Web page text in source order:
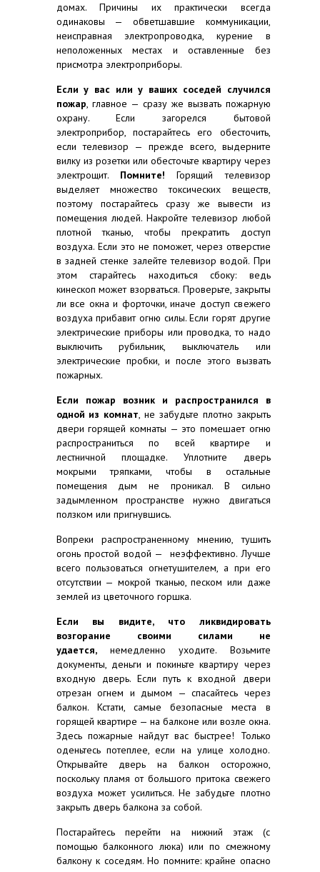
домах. Причины их практически всегда
одинаковы — обветшавшие коммуникации,
неисправная электропроводка, курение в
неположенных местах и оставленные без
присмотра электроприборы.
Если у вас или у ваших соседей случился
пожар, главное — сразу же вызвать пожарную
охрану. Если загорелся бытовой
электроприбор, постарайтесь его обесточить,
если телевизор — прежде всего, выдерните
вилку из розетки или обесточьте квартиру через
электрощит. Помните! Горящий телевизор
выделяет множество токсических веществ,
поэтому постарайтесь сразу же вывести из
помещения людей. Накройте телевизор любой
плотной тканью, чтобы прекратить доступ
воздуха. Если это не поможет, через отверстие
в задней стенке залейте телевизор водой. При
этом старайтесь находиться сбоку: ведь
кинескоп может взорваться. Проверьте, закрыты
ли все окна и форточки, иначе доступ свежего
воздуха прибавит огню силы. Если горят другие
электрические приборы или проводка, то надо
выключить рубильник, выключатель или
электрические пробки, и после этого вызвать
пожарных.
Если пожар возник и распространился в
одной из комнат, не забудьте плотно закрыть
двери горящей комнаты — это помешает огню
распространиться по всей квартире и
лестничной площадке. Уплотните дверь
мокрыми тряпками, чтобы в остальные
помещения дым не проникал. В сильно
задымленном пространстве нужно двигаться
ползком или пригнувшись.
Вопреки распространенному мнению, тушить
огонь простой водой — неэффективно. Лучше
всего пользоваться огнетушителем, а при его
отсутствии — мокрой тканью, песком или даже
землей из цветочного горшка.
Если вы видите, что ликвидировать
возгорание своими силами не
удается,немедленно уходите. Возьмите
документы, деньги и покиньте квартиру через
входную дверь. Если путь к входной двери
отрезан огнем и дымом — спасайтесь через
балкон. Кстати, самые безопасные места в
горящей квартире — на балконе или возле окна.
Здесь пожарные найдут вас быстрее! Только
оденьтесь потеплее, если на улице холодно.
Открывайте дверь на балкон осторожно,
поскольку пламя от большого притока свежего
воздуха может усилиться. Не забудьте плотно
закрыть дверь балкона за собой.
Постарайтесь перейти на нижний этаж (с
помощью балконного люка) или по смежному
балкону к соседям. Но помните: крайне опасно